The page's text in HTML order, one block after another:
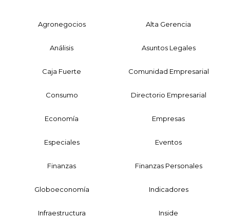
Agronegocios Alta Gerencia
Análisis Asuntos Legales
Caja Fuerte Comunidad Empresarial
Consumo Directorio Empresarial
Economía Empresas
Especiales Eventos
Finanzas Finanzas Personales
Globoeconomía Indicadores
Infraestructura Inside